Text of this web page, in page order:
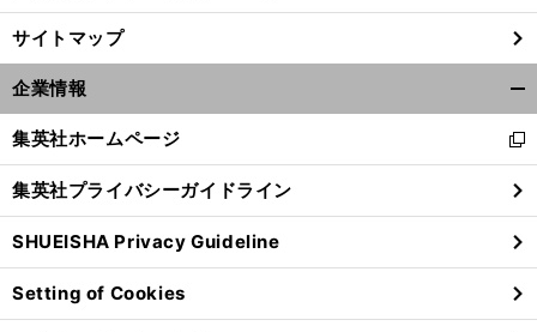
サイトマップ
企業情報
閉
る
集英社ホームページ
新
し
い
ウ
ィ
ン
ド
ウ
集英社プライバシーガイドライン
SHUEISHA Privacy Guideline
Setting of Cookies